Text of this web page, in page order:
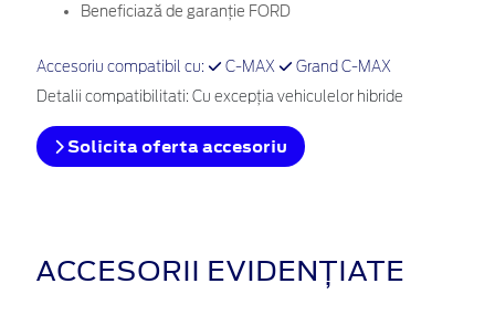
Beneficiază de garanție FORD
Accesoriu compatibil cu: C-MAX Grand C-MAX
Detalii compatibilitati: Cu excepţia vehiculelor hibride
Solicita oferta accesoriu
ACCESORII EVIDENȚIATE